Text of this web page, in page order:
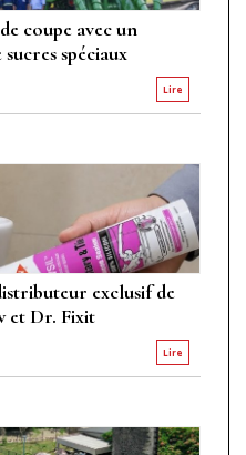
coupe avec un
spéciaux
Lire
exclusif de
et Dr. Fixit
Lire